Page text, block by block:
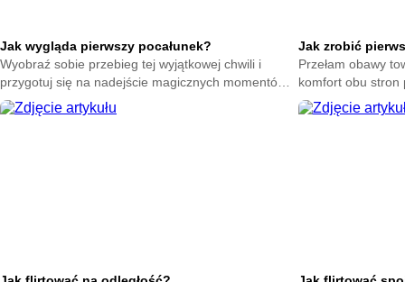
Jak wygląda pierwszy pocałunek?
Wyobraź sobie przebieg tej wyjątkowej chwili i
przygotuj się na nadejście magicznych momentów.
Zrozum naturę intymnych gestów bez zbędnego
stresu.
Jak zrobić
Przełam obawy
komfort obu stron
Poczuj spokój